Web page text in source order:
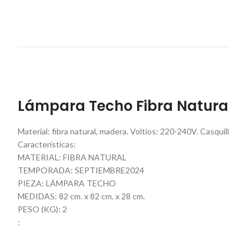
Lámpara Techo Fibra
Material: fibra natural, madera. Voltios: 220-240V.
Características:
MATERIAL: FIBRA NATURAL
TEMPORADA: SEPTIEMBRE2024
PIEZA: LÁMPARA TECHO
MEDIDAS: 82 cm. x 82 cm. x 28 cm.
PESO (KG): 2
: